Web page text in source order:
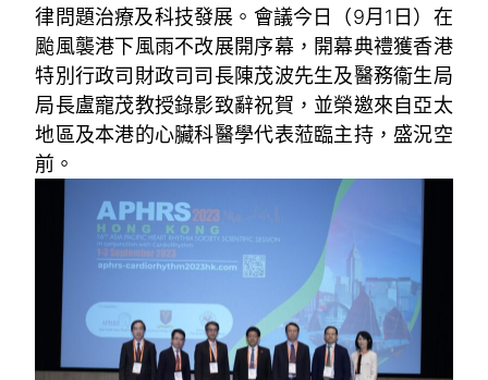
律問題治療及科技發展。會議今日（9月1日）在
颱風襲港下風雨不改展開序幕，開幕典禮獲香港
特別行政司財政司司長陳茂波先生及醫務衞生局
局長盧寵茂教授錄影致辭祝賀，並榮邀來自亞太
地區及本港的心臟科醫學代表蒞臨主持，盛況空
前。